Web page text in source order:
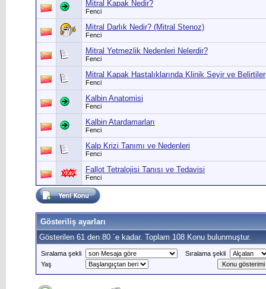
Mitral Kapak Nedir?
Fenci
Mitral Darlık Nedir? (Mitral Stenoz)
Fenci
Mitral Yetmezlik Nedenleri Nelerdir?
Fenci
Mitral Kapak Hastalıklarında Klinik Seyir ve Belirtiler
Fenci
Kalbin Anatomisi
Fenci
Kalbin Atardamarları
Fenci
Kalp Krizi Tanımı ve Nedenleri
Fenci
Fallot Tetralojisi Tanısı ve Tedavisi
Fenci
Gösteriliş ayarları
Gösterilen 61 den 80 ´e kadar. Toplam 108 Konu bulunmuştur.
Sıralama şekli
Sıralama şekli
Yaş